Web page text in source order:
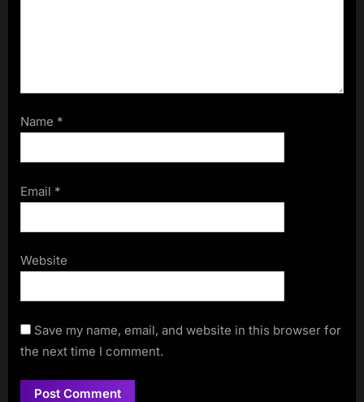
Name *
Email *
Website
Save my name, email, and website in this browser for
the next time I comment.